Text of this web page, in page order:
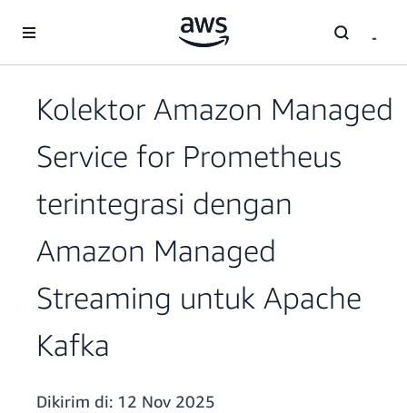
Kolektor Amazon Managed
Service for Prometheus
terintegrasi dengan
Amazon Managed
Streaming untuk Apache
Kafka
Dikirim di: 12 Nov 2025